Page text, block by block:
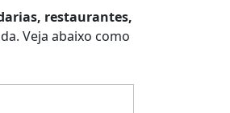
restaurantes,
Veja abaixo como